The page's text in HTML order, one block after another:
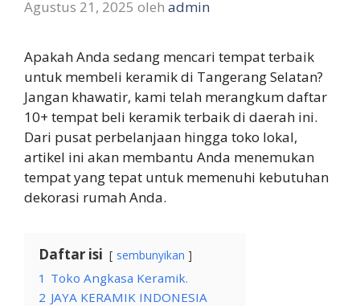
Agustus 21, 2025 oleh admin
Apakah Anda sedang mencari tempat terbaik
untuk membeli keramik di Tangerang Selatan?
Jangan khawatir, kami telah merangkum daftar
10+ tempat beli keramik terbaik di daerah ini.
Dari pusat perbelanjaan hingga toko lokal,
artikel ini akan membantu Anda menemukan
tempat yang tepat untuk memenuhi kebutuhan
dekorasi rumah Anda.
Daftar isi sembunyikan
1 Toko Angkasa Keramik.
2 JAYA KERAMIK INDONESIA